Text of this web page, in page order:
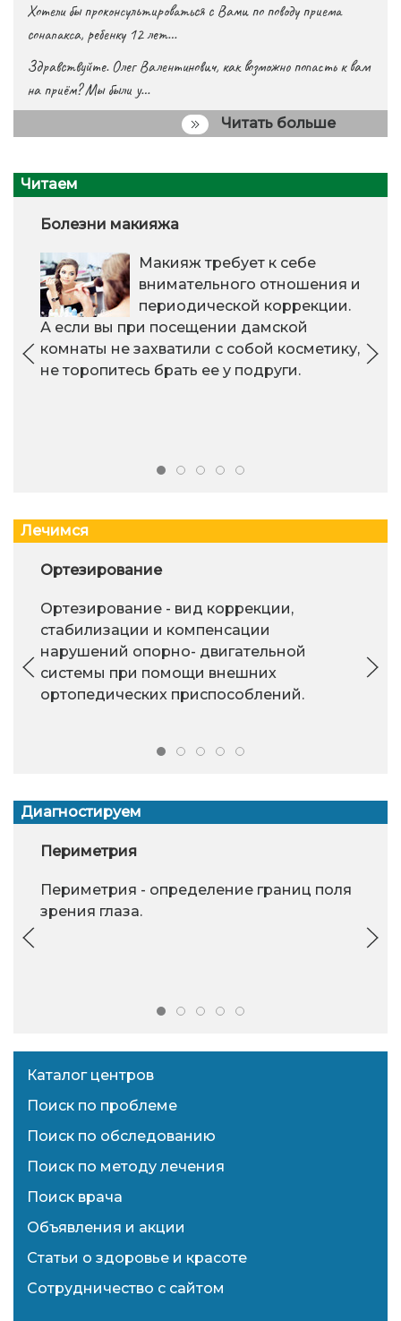
Хотели бы проконсультироваться с Вами по поводу приема
сонапакса, ребенку 12 лет…
Здравствуйте. Олег Валентинович, как возможно попасть к вам
на приём? Мы были у…
Читать больше
Читаем
Болезни макияжа
Макияж требует к себе
внимательного отношения и
периодической коррекции.
А если вы при посещении дамской
комнаты не захватили с собой косметику,
не торопитесь брать ее у подруги.
Лечимся
Ортезирование
Ортезирование - вид коррекции,
стабилизации и компенсации
нарушений опорно- двигательной
системы при помощи внешних
ортопедических приспособлений.
Диагностируем
Периметрия
Периметрия - определение границ поля
зрения глаза.
Каталог центров
Поиск по проблеме
Поиск по обследованию
Поиск по методу лечения
Поиск врача
Объявления и акции
Статьи о здоровье и красоте
Сотрудничество с сайтом